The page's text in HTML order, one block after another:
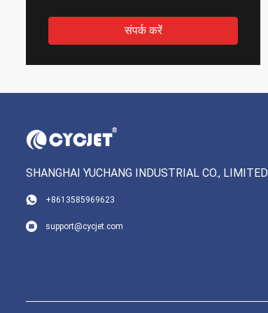
संपर्क करें
SHANGHAI YUCHANG INDUSTRIAL CO., LIMITED
+8613585969623
support@cycjet.com